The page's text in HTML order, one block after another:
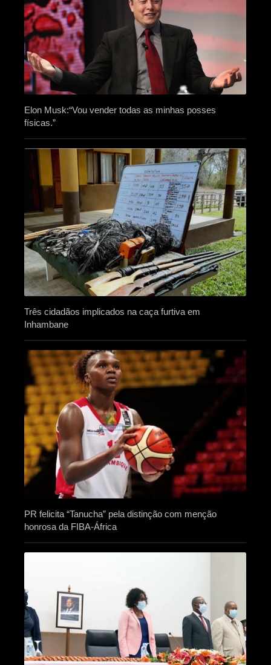
Elon Musk:“Vou vender todas as minhas posses
físicas.”
Três cidadãos implicados na caça furtiva em
Inhambane
PR felicita “Tanucha” pela distinção com menção
honrosa da FIBA-África